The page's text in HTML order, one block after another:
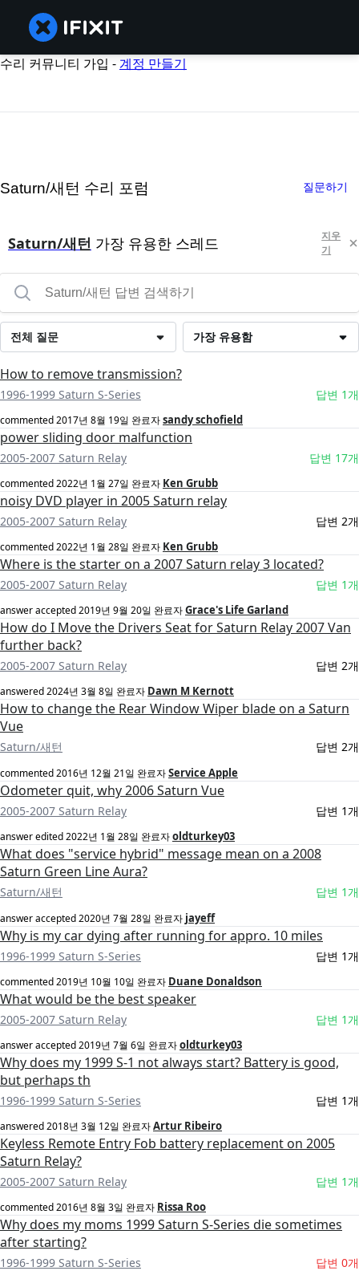
수리 커뮤니티 가입 -계정 만들기
Saturn/새턴 수리 포럼 질문하기
Saturn/새턴 가장 유용한 스레드
지우
기
가장 유용함
전체 질문
How to remove transmission?
1996-1999 Saturn S-Series 답변 1개
commented2017년 8월 19일 완료자sandy schofield
power sliding door malfunction
2005-2007 Saturn Relay 답변 17개
commented2022년 1월 27일 완료자 Ken Grubb
noisy DVD player in 2005 Saturn relay
2005-2007 Saturn Relay 답변 2개
commented2022년 1월 28일 완료자 Ken Grubb
Where is the starter on a 2007 Saturn relay 3 located?
2005-2007 Saturn Relay 답변 1개
answer accepted2019년 9월 20일 완료자Grace's Life Garland
How do I Move the Drivers Seat for Saturn Relay 2007 Van
further back?
2005-2007 Saturn Relay 답변 2개
answered2024년 3월 8일 완료자 Dawn M Kernott
How to change the Rear Window Wiper blade on a Saturn
Vue
Saturn/새턴 답변 2개
commented2016년 12월 21일 완료자Service Apple
Odometer quit, why 2006 Saturn Vue
2005-2007 Saturn Relay 답변 1개
answer edited2022년 1월 28일 완료자oldturkey03
What does "service hybrid" message mean on a 2008
Saturn Green Line Aura?
Saturn/새턴 답변 1개
answer accepted2020년 7월 28일 완료자 jayeff
Why is my car dying after running for appro. 10 miles
1996-1999 Saturn S-Series 답변 1개
commented2019년 10월 10일 완료자 Duane Donaldson
What would be the best speaker
2005-2007 Saturn Relay 답변 1개
answer accepted2019년 7월 6일 완료자oldturkey03
Why does my 1999 S-1 not always start? Battery is good,
but perhaps th
1996-1999 Saturn S-Series 답변 1개
answered2018년 3월 12일 완료자Artur Ribeiro
Keyless Remote Entry Fob battery replacement on 2005
Saturn Relay?
2005-2007 Saturn Relay 답변 1개
commented2016년 8월 3일 완료자 Rissa Roo
Why does my moms 1999 Saturn S-Series die sometimes
after starting?
1996-1999 Saturn S-Series 답변 0개